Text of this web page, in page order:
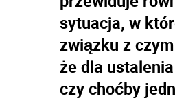
sytuacja, w
związku z
że dla
czy choćby